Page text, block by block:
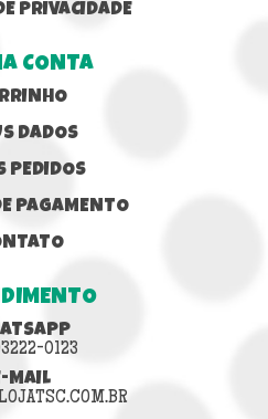
PRIVACIDADE
CONTA
DADOS
PEDIDOS
PAGAMENTO
0123
MAIL